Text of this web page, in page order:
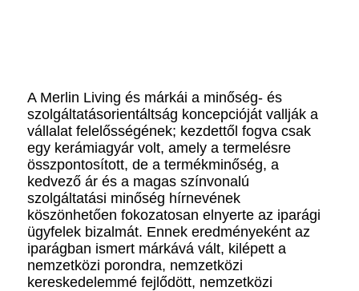
A Merlin Living és márkái a minőség- és
szolgáltatásorientáltság koncepcióját vallják a
vállalat felelősségének; kezdettől fogva csak
egy kerámiagyár volt, amely a termelésre
összpontosított, de a termékminőség, a
kedvező ár és a magas színvonalú
szolgáltatási minőség hírnevének
köszönhetően fokozatosan elnyerte az iparági
ügyfelek bizalmát. Ennek eredményeként az
iparágban ismert márkává vált, kilépett a
nemzetközi porondra, nemzetközi
kereskedelemmé fejlődött, nemzetközi